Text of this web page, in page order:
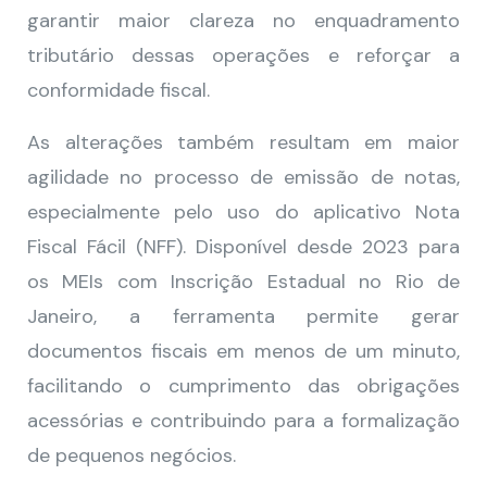
garantir maior clareza no enquadramento
tributário dessas operações e reforçar a
conformidade fiscal.
As alterações também resultam em maior
agilidade no processo de emissão de notas,
especialmente pelo uso do aplicativo Nota
Fiscal Fácil (NFF). Disponível desde 2023 para
os MEIs com Inscrição Estadual no Rio de
Janeiro, a ferramenta permite gerar
documentos fiscais em menos de um minuto,
facilitando o cumprimento das obrigações
acessórias e contribuindo para a formalização
de pequenos negócios.